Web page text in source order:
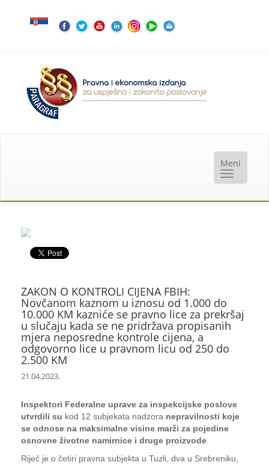
ZAKON O KONTROLI CIJENA FBIH:
Novčanom kaznom u iznosu od 1.000 do
10.000 KM kazniće se pravno lice za prekršaj
u slučaju kada se ne pridržava propisanih
mjera neposredne kontrole cijena, a
odgovorno lice u pravnom licu od 250 do
2.500 KM
21.04.2023.
Inspektori Federalne uprave za inspekcijske poslove
utvrdili su kod 12 subjekata nadzora nepravilnosti koje
se odnose na maksimalne visine marži za pojedine
osnovne životne namirnice i druge proizvode
Riječ je o četiri pravna subjekta u Tuzli, dva u Srebreniku,